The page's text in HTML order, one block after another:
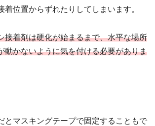
着位置からずれたりしてしまいます。
接着剤は硬化が始まるまで、水平な場所
動かないように気を付ける必要がありま
とマスキングテープで固定することもで